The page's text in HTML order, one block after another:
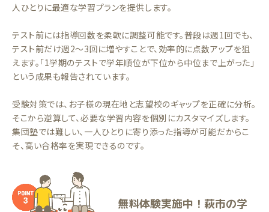
人ひとりに最適な学習プランを提供します。
テスト前には指導回数を柔軟に調整可能です。普段は週1回でも、
テスト前だけ週2〜3回に増やすことで、効率的に点数アップを狙
えます。「1学期のテストで学年順位が下位から中位まで上がった」
という成果も報告されています。
受験対策では、お子様の現在地と志望校のギャップを正確に分析。
そこから逆算して、必要な学習内容を個別にカスタマイズします。
集団塾では難しい、一人ひとりに寄り添った指導が可能だからこ
そ、高い合格率を実現できるのです。
無料体験実施中！萩市の学